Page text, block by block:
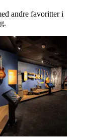
andre favoritter i